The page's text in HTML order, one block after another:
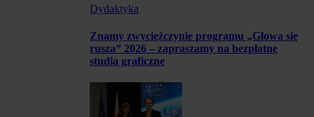
Dydaktyka
Znamy zwyciężczynie programu „Głowa się
rusza” 2026 – zapraszamy na bezpłatne
studia graficzne